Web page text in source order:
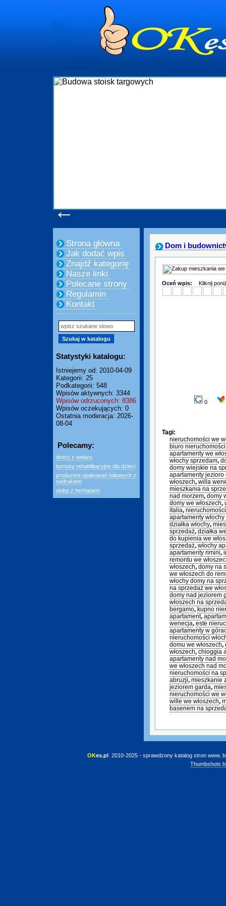
←
Strona główna
Jak dodać wpis
Znajdź kategorię
Nasze linki
Polecane strony
Regulamin
Kontakt
Statystyki katalogu:
Istniejemy od: 2010-04-09
Kategorii: 25
Podkategorii: 548
Wpisów aktywnych: 3344
Wpisów odrzuconych: 8386
Wpisów oczekujących: 0
Ostatnia moderacja: 2026-
08-04
Polecamy:
dresy z weluru
turnusy rehabilitacyjne dla dzieci
producent opakowań foliowych z
nadrukiem
sklep z herbatami
Dom i
Oceń wpis: Kliknij
0
Tagi:
nieruchomości we
biuro
apartamenty we
włochy sprzedam,
domy wiejskie na
apartamenty jezioro
włoszech, willa
mieszkania na
nad morzem, domy
domy we włoszech,
italia,
apartamenty
działka włochy,
sprzedaż, działka
do kupienia we
sprzedaż, włochy
apartamenty rimini,
remontu we
włoszech, domy na
we włoszech do
włochy domy na
na sprzedaż we
domy nad jeziorem
włoszech na
bergamo, kupno
apartament,
wenecja, este
apartamenty w
nieruchomości
domu we włoszech,
włoszech, chioggia
apartamenty nad
we włoszech nad
nieruchomości na
abruzji, mieszkanie
jeziorem garda,
nieruchomości we
wille we włoszech,
basenem na
OKes.pl 2010-2025 - sprawdzony katalog stron www,
Thumbshots